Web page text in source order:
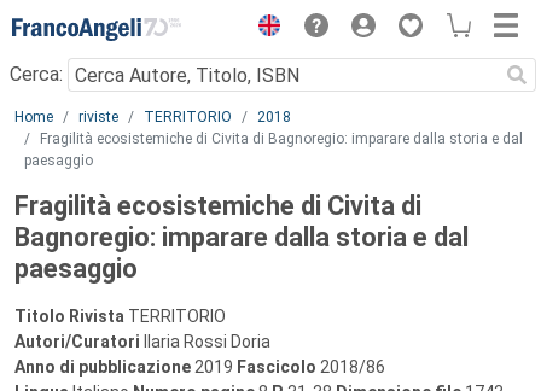
Menu
Cerca:
Main content
Home riviste TERRITORIO
2018
Fragilità ecosistemiche di Civita di Bagnoregio: imparare dalla storia e dal
paesaggio
Fragilità ecosistemiche di Civita di
Bagnoregio: imparare dalla storia e dal
paesaggio
Titolo Rivista TERRITORIO
Autori/Curatori Ilaria Rossi Doria
Anno di pubblicazione 2019 Fascicolo 2018/86